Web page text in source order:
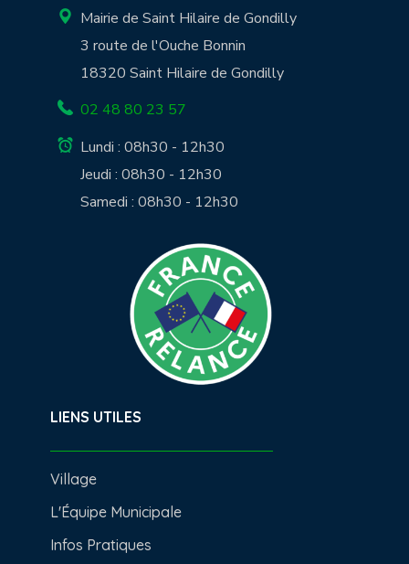
Mairie de Saint Hilaire de Gondilly
3 route de l'Ouche Bonnin
18320 Saint Hilaire de Gondilly
02 48 80 23 57
Lundi : 08h30 - 12h30
Jeudi : 08h30 - 12h30
Samedi : 08h30 - 12h30
LIENS UTILES
Village
L'Équipe Municipale
Infos Pratiques